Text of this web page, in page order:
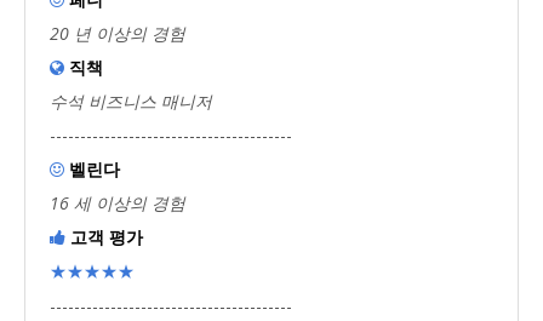
20 년 이상의 경험
 직책
수석 비즈니스 매니저
----------------------------------------
 벨린다
16 세 이상의 경험
 고객 평가
★★★★★
----------------------------------------